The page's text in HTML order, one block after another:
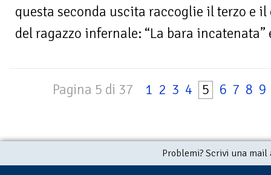
questa seconda uscita raccoglie il terzo e
del ragazzo infernale: “La bara incatenata”
Pagina 5 di 37 1 2 3 4 5 6 7 8 9
Problemi? Scrivi una